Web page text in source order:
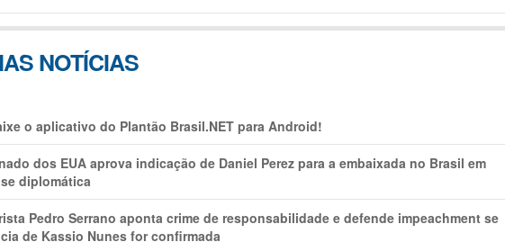
NOTÍCIAS
o aplicativo do Plantão Brasil.NET para Android!
dos EUA aprova indicação de Daniel Perez para a embaixada no Brasil em
diplomática
Pedro Serrano aponta crime de responsabilidade e defende impeachment se
de Kassio Nunes for confirmada